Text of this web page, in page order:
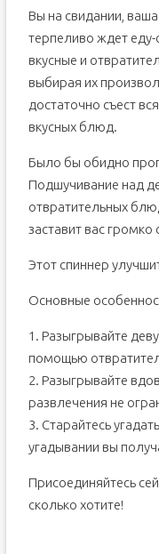
Вы на свидании,
терпеливо ждет
вкусные и
выбирая их
достаточно съест
вкусных блюд.
Было бы обидно
Подшучивание над
отвратительных
заставит вас громко
Этот спиннер
Основные
1. Разыгрывайте
помощью
2. Разыгрывайте
развлечения не
3. Старайтесь
угадывании вы
Присоединяйтесь
сколько хотите!